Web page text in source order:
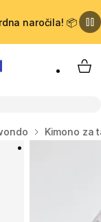
naročila! 📦
Kimono za